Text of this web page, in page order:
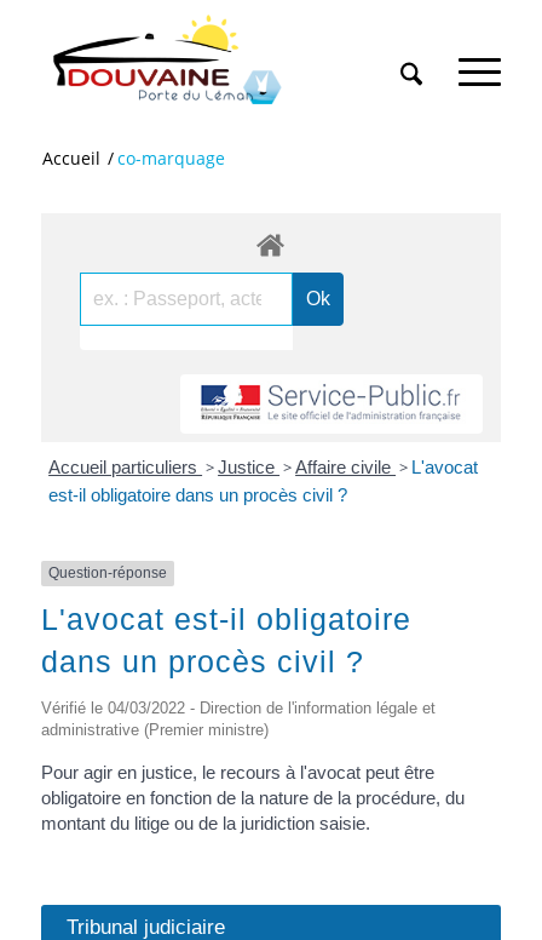
Accueil /co-marquage
Accueil particuliers >Justice >Affaire civile > L'avocat
est-il obligatoire dans un procès civil ?
Question-réponse
L'avocat est-il obligatoire
dans un procès civil ?
Vérifié le 04/03/2022 - Direction de l'information légale et
administrative (Premier ministre)
Pour agir en justice, le recours à l'avocat peut être
obligatoire en fonction de la nature de la procédure, du
montant du litige ou de la juridiction saisie.
Tribunal judiciaire